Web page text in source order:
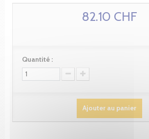
82.10 CHF
Quantité :
Ajouter au panier